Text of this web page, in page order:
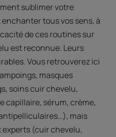
sublimer votre
tous vos sens, à
de ces routines sur
est reconnue. Leurs
Vous retrouverez ici
masques
soins cuir chevelu,
sérum, crème,
mais
(cuir chevelu,